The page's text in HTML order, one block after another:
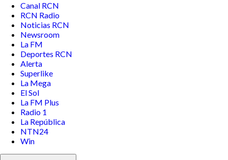
Canal RCN
RCN Radio
Noticias RCN
Newsroom
La FM
Deportes RCN
Alerta
Superlike
La Mega
El Sol
La FM Plus
Radio 1
La República
NTN24
Win